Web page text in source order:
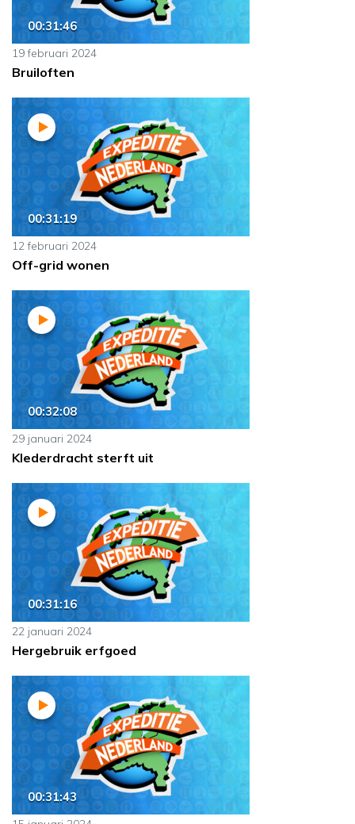
00:31:46
19 februari 2024
Bruiloften
00:31:19
12 februari 2024
Off-grid wonen
00:32:08
29 januari 2024
Klederdracht sterft uit
00:31:16
22 januari 2024
Hergebruik erfgoed
00:31:43